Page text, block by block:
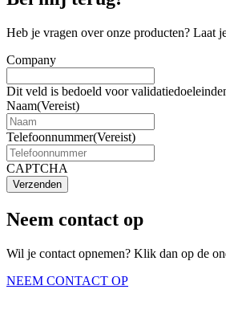
Heb je vragen over onze producten? Laat
Company
Dit veld is bedoeld voor
Naam(Vereist)
Telefoonnummer(Vereist)
CAPTCHA
Verzenden
Neem contact op
Wil je contact opnemen? Klik dan op de
NEEM CONTACT OP